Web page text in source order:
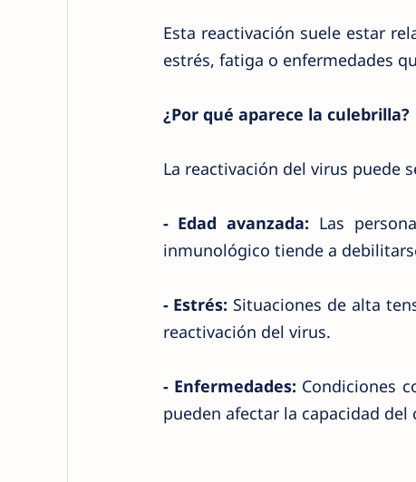
Esta reactivación suele estar
estrés, fatiga o enfermedades
¿Por qué aparece la culebrilla?
La reactivación del virus puede
- Edad avanzada: Las
inmunológico tiende a
- Estrés: Situaciones de alta
reactivación del virus.
- Enfermedades: Condiciones
pueden afectar la capacidad